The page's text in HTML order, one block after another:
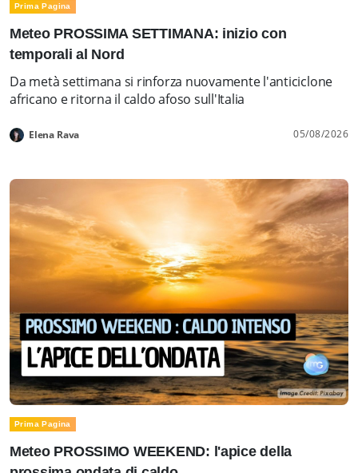
Prima Pagina
Meteo PROSSIMA SETTIMANA: inizio con
temporali al Nord
Da metà settimana si rinforza nuovamente l'anticiclone
africano e ritorna il caldo afoso sull'Italia
Elena Rava 05/08/2026
Prima Pagina
Meteo PROSSIMO WEEKEND: l'apice della